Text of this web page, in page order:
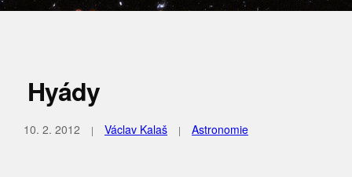
Hyády
10. 2. 2012 Václav Kalaš Astronomie